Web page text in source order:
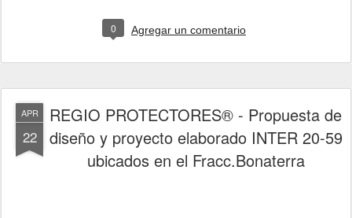
0 Agregar un comentario
APR
22
REGIO PROTECTORES® - Propuesta de
diseño y proyecto elaborado INTER 20-59
ubicados en el Fracc.Bonaterra